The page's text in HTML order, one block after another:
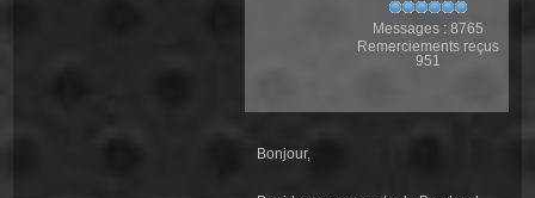
Messages : 8765
Remerciements reçus
951
Bonjour,